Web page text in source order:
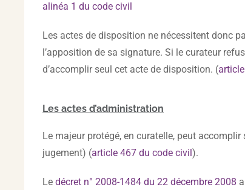
alinéa 1 du code civil
Les actes de disposition ne nécessitent donc
l’apposition de sa signature. Si le curateur
d’accomplir seul cet acte de disposition. (
Les actes d’administration
Le majeur protégé, en curatelle, peut
jugement) (article 467 du code civil).
Le décret n° 2008-1484 du 22 décembre 2008